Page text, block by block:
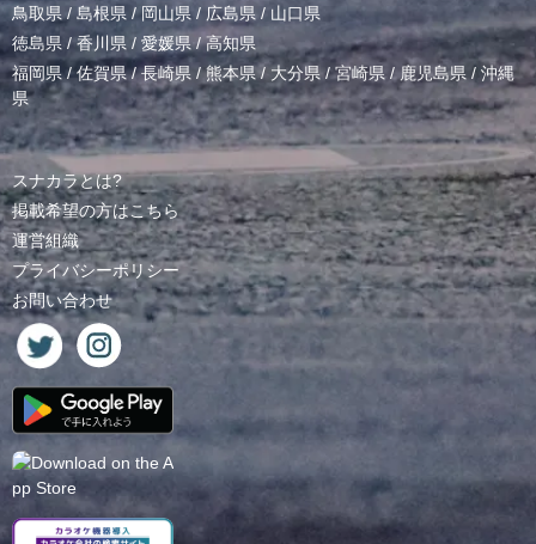
鳥取県 / 島根県 /岡山県/ 広島県 / 山口県
徳島県 /香川県 / 愛媛県/高知県
福岡県 / 佐賀県/長崎県 /熊本県 / 大分県/宮崎県 / 鹿児島県 / 沖縄
県
スナカラとは?
掲載希望の方はこちら
運営組織
プライバシーポリシー
お問い合わせ